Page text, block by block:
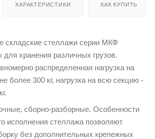
ХАРАКТЕРИСТИКИ КАК КУПИТЬ
складские стеллажи серии МКФ
для хранения различных грузов.
распределенная нагрузка на
более 300 кг, нагрузка на всю секцию -
сборно-разборные. Особенности
исполнения стеллажа позволяют
без дополнительных крепежных